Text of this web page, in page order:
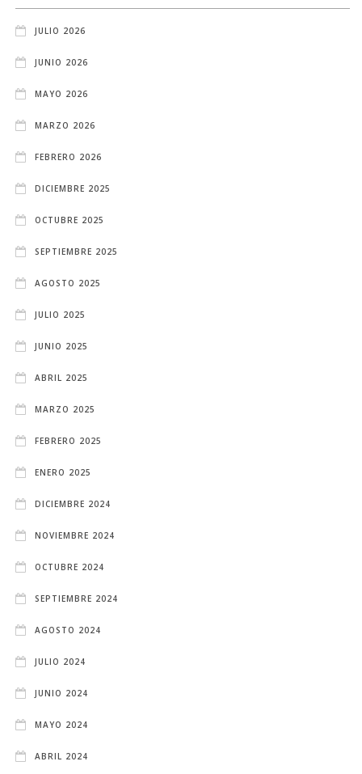
JULIO 2026
JUNIO 2026
MAYO 2026
MARZO 2026
FEBRERO 2026
DICIEMBRE 2025
OCTUBRE 2025
SEPTIEMBRE 2025
AGOSTO 2025
JULIO 2025
JUNIO 2025
ABRIL 2025
MARZO 2025
FEBRERO 2025
ENERO 2025
DICIEMBRE 2024
NOVIEMBRE 2024
OCTUBRE 2024
SEPTIEMBRE 2024
AGOSTO 2024
JULIO 2024
JUNIO 2024
MAYO 2024
ABRIL 2024